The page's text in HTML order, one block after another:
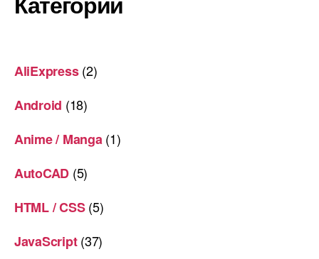
AliExpress(2)
Android (18)
Anime / Manga (1)
AutoCAD (5)
HTML / CSS(5)
JavaScript(37)